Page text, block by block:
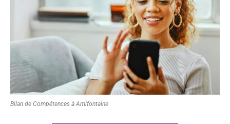
Bilan de Compétences à Amifontaine